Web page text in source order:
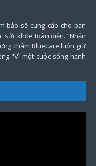
bảo sẽ cung cấp cho bạn
sức khỏe toàn diện. “Nhận
châm Bluecare luôn giữ
"Vì một cuộc sống hạnh